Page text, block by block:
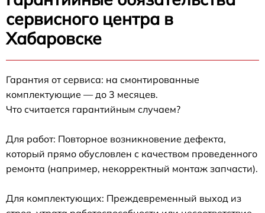
сервисного центра в
Хабаровске
Гарантия от сервиса: на смонтированные
комплектующие — до 3 месяцев.
Что считается гарантийным случаем?
Для работ: Повторное возникновение дефекта,
который прямо обусловлен с качеством проведенного
ремонта (например, некорректный монтаж запчасти).
Для комплектующих: Преждевременный выход из